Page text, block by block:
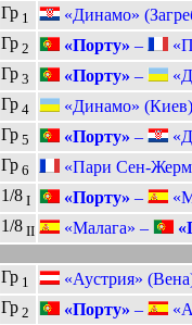
Гр1
«Динамо»
Гр2 «Порту» –
Гр3 «Порту» –
Гр4
«Динамо»
Гр5 «Порту» –
Гр6
«Пари Сен-
1/8I «Порту» –
1/8II «Малага» –
Гр1
«Аустрия»
Гр2 «Порту» –